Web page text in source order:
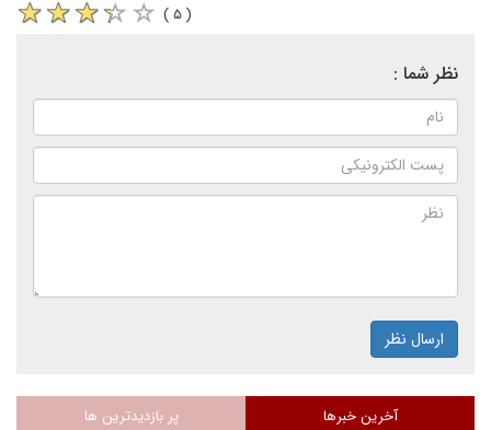
( ۵ )
نظر شما :
ارسال نظر
آخرین خبرها پر بازدیدترین ها